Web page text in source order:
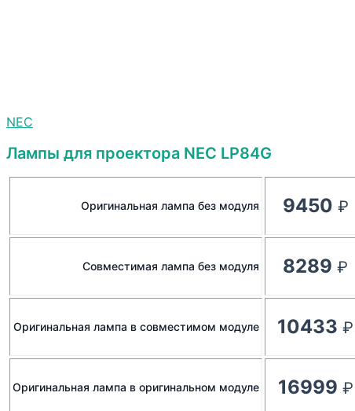
NEC
Лампы для проектора NEC LP84G
Оригинальная лампа без модуля 9450 ₽
Совместимая лампа без модуля 8289 ₽
Оригинальная лампа в совместимом модуле 10433 ₽
Оригинальная лампа в оригинальном модуле 16999 ₽